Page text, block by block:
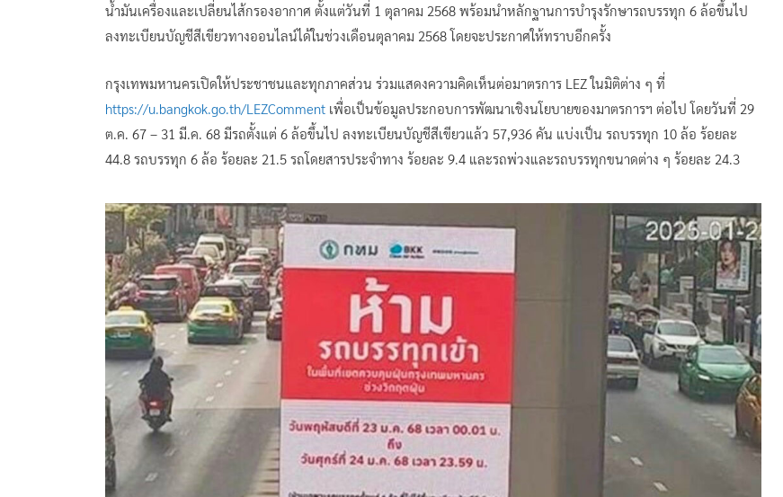
น้ำมันเครื่องและเปลี่ยนไส้กรองอากาศ ตั้งแต่วันที่ 1 ตุลาคม 2568 พร้อมนำหลักฐานการบำรุงรักษารถบรรทุก 6 ล้อขึ้นไป
ลงทะเบียนบัญชีสีเขียวทางออนไลน์ได้ในช่วงเดือนตุลาคม 2568 โดยจะประกาศให้ทราบอีกครั้ง
กรุงเทพมหานครเปิดให้ประชาชนและทุกภาคส่วน ร่วมแสดงความคิดเห็นต่อมาตรการ LEZ ในมิติต่าง ๆ ที่
https://u.bangkok.go.th/LEZComment เพื่อเป็นข้อมูลประกอบการพัฒนาเชิงนโยบายของมาตรการฯ ต่อไป โดยวันที่ 29
ต.ค. 67 – 31 มี.ค. 68 มีรถตั้งแต่ 6 ล้อขึ้นไป ลงทะเบียนบัญชีสีเขียวแล้ว 57,936 คัน แบ่งเป็น รถบรรทุก 10 ล้อ ร้อยละ
44.8 รถบรรทุก 6 ล้อ ร้อยละ 21.5 รถโดยสารประจำทาง ร้อยละ 9.4 และรถพ่วงและรถบรรทุกขนาดต่าง ๆ ร้อยละ 24.3